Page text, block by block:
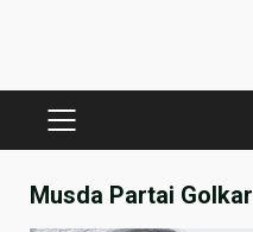
PRIMARY
Musda Partai Golkar